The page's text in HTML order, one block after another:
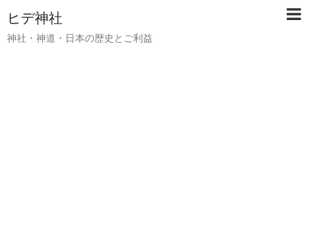
ヒデ神社
神社・神道・日本の歴史とご利益